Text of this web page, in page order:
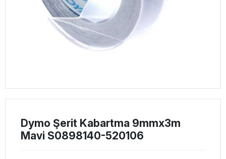
Dymo Şerit Kabartma 9mmx3m
Mavi S0898140-520106